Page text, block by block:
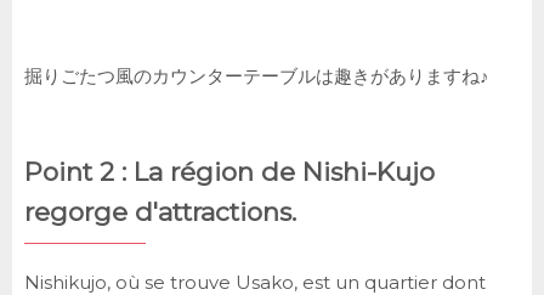
掘りごたつ風のカウンターテーブルは趣きがありますね♪
Point 2 : La région de Nishi-Kujo
regorge d'attractions.
Nishikujo, où se trouve Usako, est un quartier dont